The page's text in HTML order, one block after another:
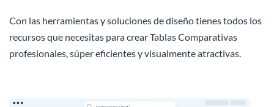
Con las herramientas y soluciones de diseño tienes todos los
recursos que necesitas para crear Tablas Comparativas
profesionales, súper eficientes y visualmente atractivas.